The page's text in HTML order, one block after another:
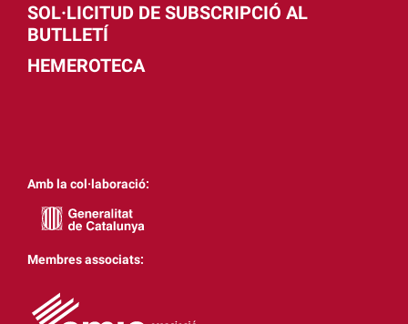
SOL·LICITUD DE SUBSCRIPCIÓ AL
BUTLLETÍ
HEMEROTECA
Amb la col·laboració:
Membres associats: